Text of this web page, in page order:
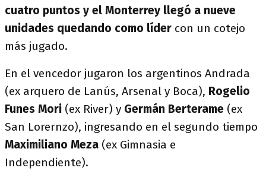
cuatro puntos y el Monterrey llegó a nueve
unidades quedando como líder con un cotejo
más jugado.
En el vencedor jugaron los argentinos Andrada
(ex arquero de Lanús, Arsenal y Boca), Rogelio
Funes Mori (ex River) y Germán Berterame (ex
San Lorernzo), ingresando en el segundo tiempo
Maximiliano Meza (ex Gimnasia e
Independiente).